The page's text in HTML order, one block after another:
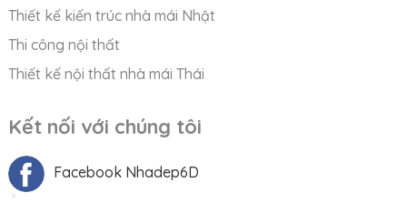
Thiết kế kiến trúc nhà mái Nhật
Thi công nội thất
Thiết kế nội thất nhà mái Thái
Kết nối với chúng tôi
Facebook Nhadep6D